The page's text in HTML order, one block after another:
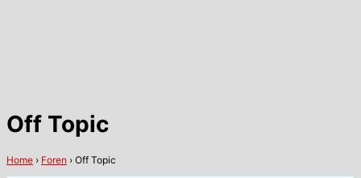
Off Topic
Home › Foren › Off Topic